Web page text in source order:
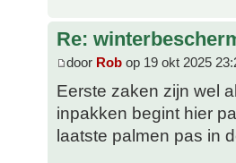
Re:
door Rob op 19 okt 2025
Eerste zaken zijn wel
inpakken begint hier
laatste palmen pas in